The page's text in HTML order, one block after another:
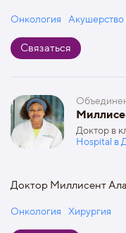
Онкология Акушерство
Связаться
Доктор в
Hospital в
Доктор Миллисент
Онкология Хирургия